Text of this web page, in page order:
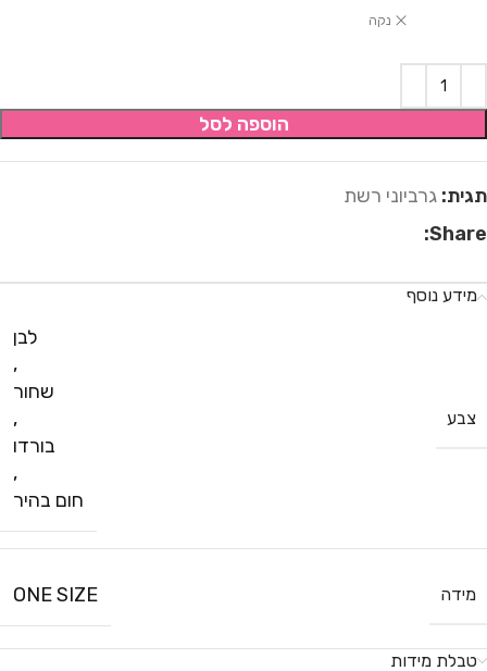
נקה
הוספה לסל
תגית: גרביוני רשת
Share:
מידע נוסף
צבע
לבן
,
שחור
,
בורדו
,
חום בהיר
מידה ONE SIZE
טבלת מידות